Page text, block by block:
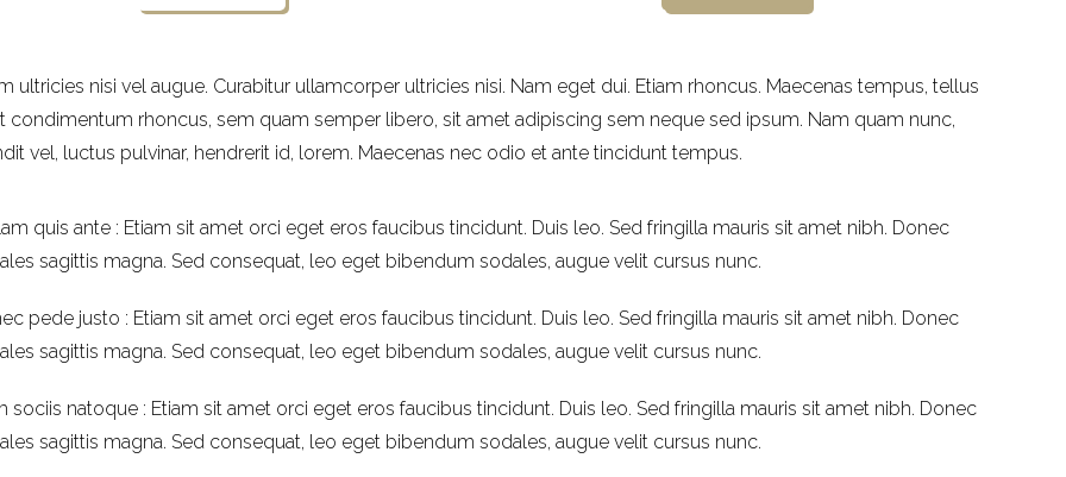
ultricies nisi vel augue. Curabitur ullamcorper ultricies nisi. Nam eget dui. Etiam rhoncus. Maecenas tempus, tellus
condimentum rhoncus, sem quam semper libero, sit amet adipiscing sem neque sed ipsum. Nam quam nunc,
vel, luctus pulvinar, hendrerit id, lorem. Maecenas nec odio et ante tincidunt tempus.
quis ante : Etiam sit amet orci eget eros faucibus tincidunt. Duis leo. Sed fringilla mauris sit amet nibh. Donec
sagittis magna. Sed consequat, leo eget bibendum sodales, augue velit cursus nunc.
pede justo : Etiam sit amet orci eget eros faucibus tincidunt. Duis leo. Sed fringilla mauris sit amet nibh. Donec
sagittis magna. Sed consequat, leo eget bibendum sodales, augue velit cursus nunc.
sociis natoque : Etiam sit amet orci eget eros faucibus tincidunt. Duis leo. Sed fringilla mauris sit amet nibh. Donec
sagittis magna. Sed consequat, leo eget bibendum sodales, augue velit cursus nunc.